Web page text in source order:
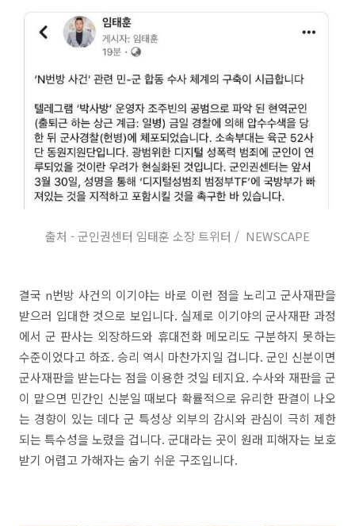
출처 - 군인권센터 임태훈 소장 트위터 / NEWSCAPE
결국 n번방 사건의 이기야는 바로 이런 점을 노리고 군사재판을
받으러 입대한 것으로 보입니다. 실제로 이기야의 군사재판 과정
에서 군 판사는 외장하드와 휴대전화 메모리도 구분하지 못하는
수준이었다고 하죠. 승리 역시 마찬가지일 겁니다. 군인 신분이면
군사재판을 받는다는 점을 이용한 것일 테지요. 수사와 재판을 군
이 맡으면 민간인 신분일 때보다 확률적으로 유리한 판결이 나오
는 경향이 있는 데다 군 특성상 외부의 감시와 관심이 극히 제한
되는 특수성을 노렸을 겁니다. 군대라는 곳이 원래 피해자는 보호
받기 어렵고 가해자는 숨기 쉬운 구조입니다.